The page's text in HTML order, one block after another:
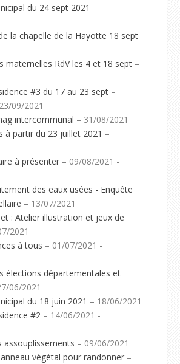
du 24 sept 2021 –
la chapelle de la Hayotte 18 sept
maternelles RdV les 4 et 18 sept –
#3 du 17 au 23 sept –
09/2021
intercommunal – 31/08/2021
à partir du 23 juillet 2021 –
à présenter – 09/08/2021 -
des eaux usées - Enquête
– 13/07/2021
: Atelier illustration et jeux de
2021
à tous – 01/07/2021 -
élections départementales et
06/2021
du 18 juin 2021 – 18/06/2021
#2 – 14/06/2021 -
assouplissements – 09/06/2021
végétal pour randonner –